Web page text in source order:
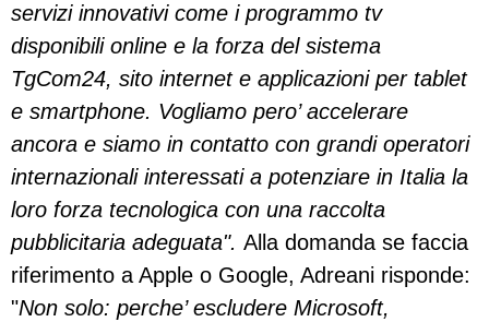
servizi innovativi come i programmo tv
disponibili online e la forza del sistema
TgCom24, sito internet e applicazioni per tablet
e smartphone. Vogliamo pero’ accelerare
ancora e siamo in contatto con grandi operatori
internazionali interessati a potenziare in Italia la
loro forza tecnologica con una raccolta
pubblicitaria adeguata". Alla domanda se faccia
riferimento a Apple o Google, Adreani risponde:
"Non solo: perche’ escludere Microsoft,